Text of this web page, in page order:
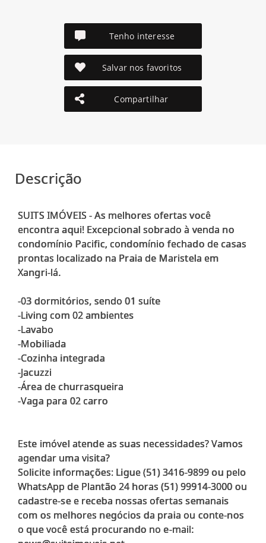
Tenho interesse
Salvar nos favoritos
Compartilhar
Descrição
SUITS IMÓVEIS - As melhores ofertas você
encontra aqui! Excepcional sobrado à venda no
condomínio Pacific, condomínio fechado de casas
prontas localizado na Praia de Maristela em
Xangri-lá.
-03 dormitórios, sendo 01 suíte
-Living com 02 ambientes
-Lavabo
-Mobiliada
-Cozinha integrada
-Jacuzzi
-Área de churrasqueira
-Vaga para 02 carro
Este imóvel atende as suas necessidades? Vamos
agendar uma visita?
Solicite informações: Ligue (51) 3416-9899 ou pelo
WhatsApp de Plantão 24 horas (51) 99914-3000 ou
cadastre-se e receba nossas ofertas semanais
com os melhores negócios da praia ou conte-nos
o que você está procurando no e-mail: